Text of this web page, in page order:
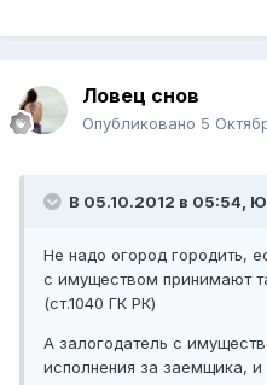
Ловец снов
Опубликовано 5
В 05.10.2012 в 05:54,
Не надо огород городить,
с имуществом принимают
(ст.1040 ГК РК)
А залогодатель с
исполнения за заемщика,